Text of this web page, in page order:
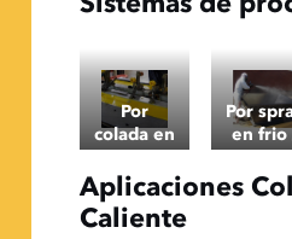
Por
colada en
caliente
Cast
Por
en frio
Aplicaciones
Caliente